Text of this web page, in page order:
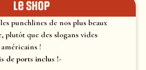
le shop
punchlines de nos plus beaux
plutôt que des slogans vides
américains !
de ports inclus !-